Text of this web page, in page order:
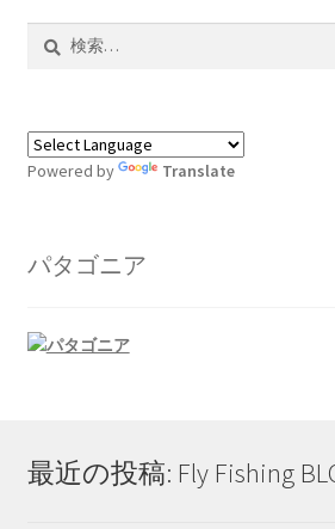
Powered by Translate
パタゴニア
最近の投稿: Fly Fishing